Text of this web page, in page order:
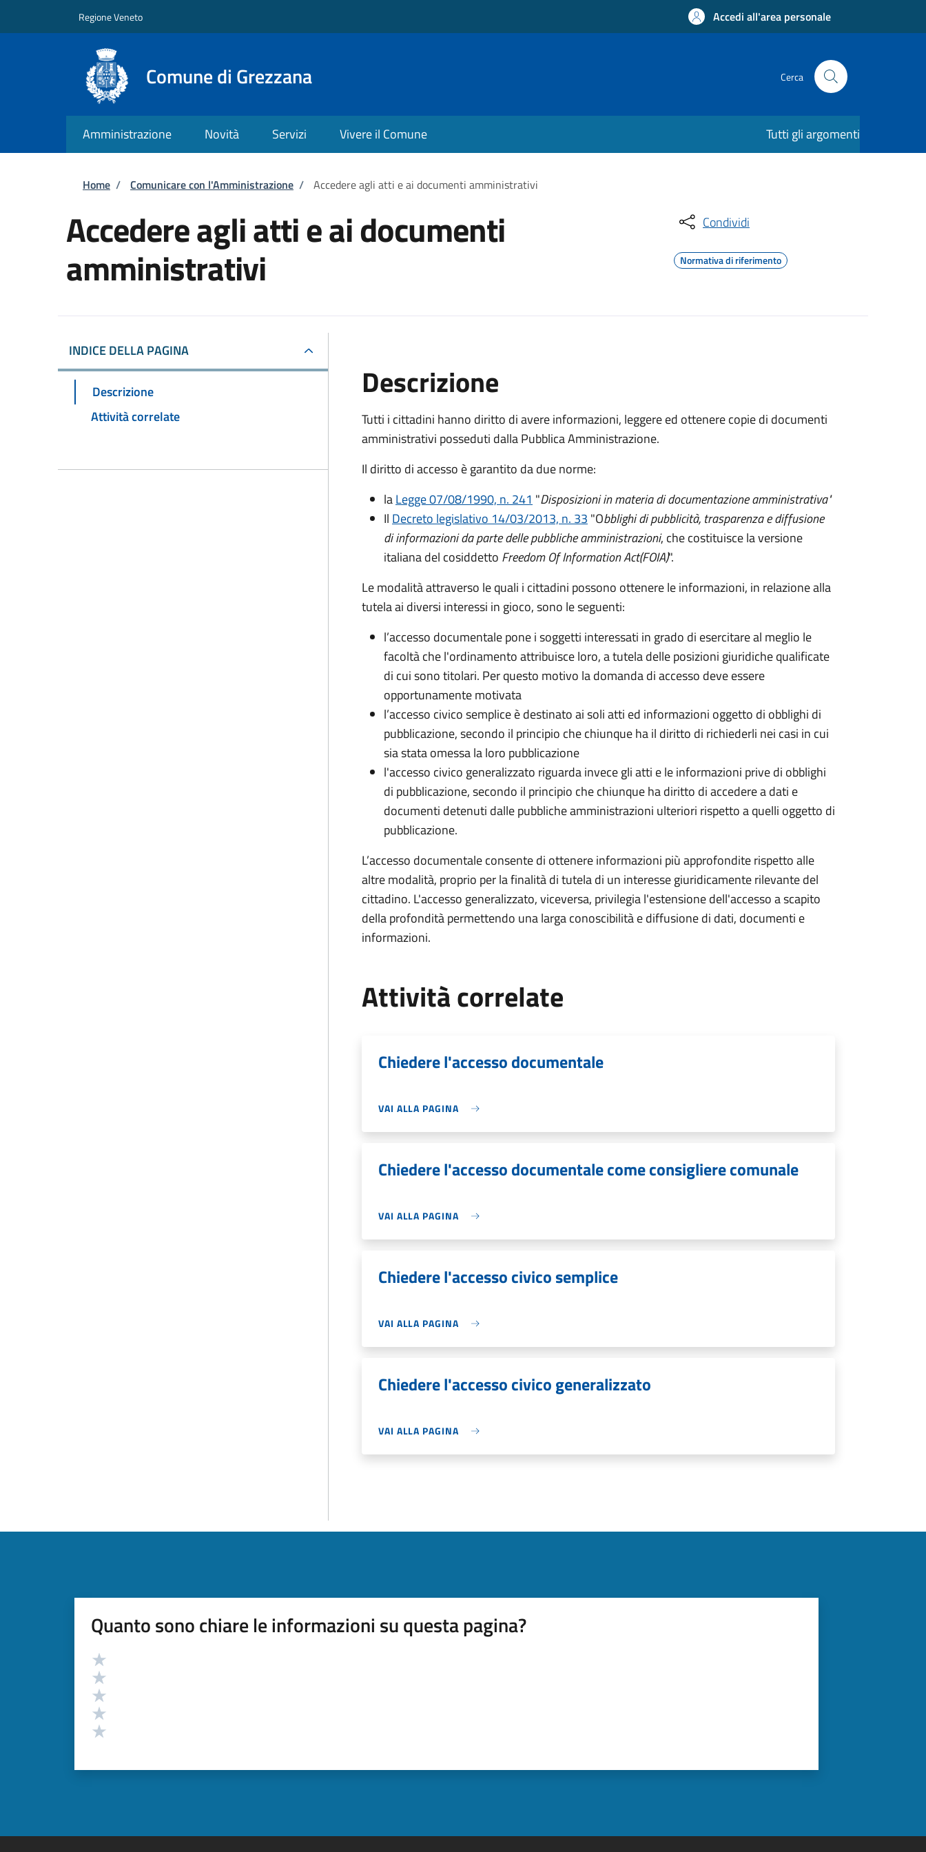
Regione Veneto Accedi all'area personale
Comune di Grezzana Cerca
Amministrazione Novità Servizi Vivere il Comune Tutti gli argomenti
Briciole di pane
Home / Comunicare con l'Amministrazione / Accedere agli atti e ai documenti amministrativi
Accedere agli atti e ai documenti
amministrativi
Condividi
Normativa di riferimento
INDICE DELLA PAGINA
Descrizione
Attività correlate
Descrizione
Tutti i cittadini hanno diritto di avere informazioni, leggere ed ottenere copie di documenti
amministrativi posseduti dalla Pubblica Amministrazione.
Il diritto di accesso è garantito da due norme:
laLegge 07/08/1990, n. 241 "Disposizioni in materia di documentazione amministrativa"
Il Decreto legislativo 14/03/2013, n. 33 "Obblighi di pubblicità, trasparenza e diffusione
di informazioni da parte delle pubbliche amministrazioni, che costituisce la versione
italiana del cosiddetto Freedom Of Information Act(FOIA)".
Le modalità attraverso le quali i cittadini possono ottenere le informazioni, in relazione alla
tutela ai diversi interessi in gioco, sono le seguenti:
l’accesso documentale pone i soggetti interessati in grado di esercitare al meglio le
facoltà che l'ordinamento attribuisce loro, a tutela delle posizioni giuridiche qualificate
di cui sono titolari. Per questo motivo la domanda di accesso deve essere
opportunamente motivata
l’accesso civico semplice è destinato ai soli atti ed informazioni oggetto di obblighi di
pubblicazione, secondo il principio che chiunque ha il diritto di richiederli nei casi in cui
sia stata omessa la loro pubblicazione
l'accesso civico generalizzato riguarda invece gli atti e le informazioni prive di obblighi
di pubblicazione, secondo il principio che chiunque ha diritto di accedere a dati e
documenti detenuti dalle pubbliche amministrazioni ulteriori rispetto a quelli oggetto di
pubblicazione.
L’accesso documentale consente di ottenere informazioni più approfondite rispetto alle
altre modalità, proprio per la finalità di tutela di un interesse giuridicamente rilevante del
cittadino. L'accesso generalizzato, viceversa, privilegia l'estensione dell'accesso a scapito
della profondità permettendo una larga conoscibilità e diffusione di dati, documenti e
informazioni.
Attività correlate
Chiedere l'accesso documentale
VAI ALLA PAGINA
Chiedere l'accesso documentale come consigliere comunale
VAI ALLA PAGINA
Chiedere l'accesso civico semplice
VAI ALLA PAGINA
Chiedere l'accesso civico generalizzato
VAI ALLA PAGINA
Quanto sono chiare le informazioni su questa pagina?
Valutazione